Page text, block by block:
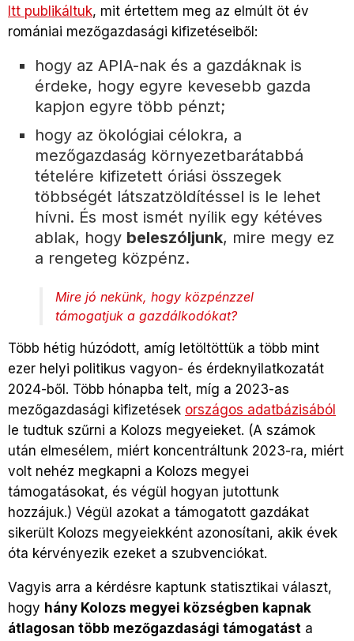
Itt publikáltuk, mit értettem meg az elmúlt öt év
romániai mezőgazdasági kifizetéseiből:
hogy az APIA-nak és a gazdáknak is
érdeke, hogy egyre kevesebb gazda
kapjon egyre több pénzt;
hogy az ökológiai célokra, a
mezőgazdaság környezetbarátabbá
tételére kifizetett óriási összegek
többségét látszatzöldítéssel is le lehet
hívni. És most ismét nyílik egy kétéves
ablak, hogy beleszóljunk, mire megy ez
a rengeteg közpénz.
Mire jó nekünk, hogy közpénzzel
támogatjuk a gazdálkodókat?
Több hétig húzódott, amíg letöltöttük a több mint
ezer helyi politikus vagyon- és érdeknyilatkozatát
2024-ből. Több hónapba telt, míg a 2023-as
mezőgazdasági kifizetések országos adatbázisából
le tudtuk szűrni a Kolozs megyeieket. (A számok
után elmesélem, miért koncentráltunk 2023-ra, miért
volt nehéz megkapni a Kolozs megyei
támogatásokat, és végül hogyan jutottunk
hozzájuk.) Végül azokat a támogatott gazdákat
sikerült Kolozs megyeiekként azonosítani, akik évek
óta kérvényezik ezeket a szubvenciókat.
Vagyis arra a kérdésre kaptunk statisztikai választ,
hogy hány Kolozs megyei községben kapnak
átlagosan több mezőgazdasági támogatást a